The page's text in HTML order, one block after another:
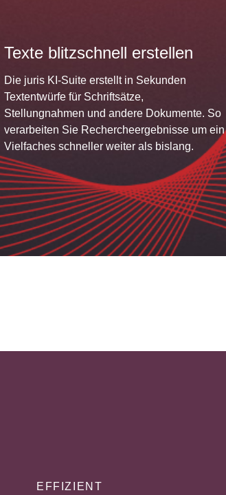
Texte blitzschnell erstellen
Die juris KI-Suite erstellt in Sekunden
Textentwürfe für Schriftsätze,
Stellungnahmen und andere Dokumente. So
verarbeiten Sie Rechercheergebnisse um ein
Vielfaches schneller weiter als bislang.
EFFIZIENT